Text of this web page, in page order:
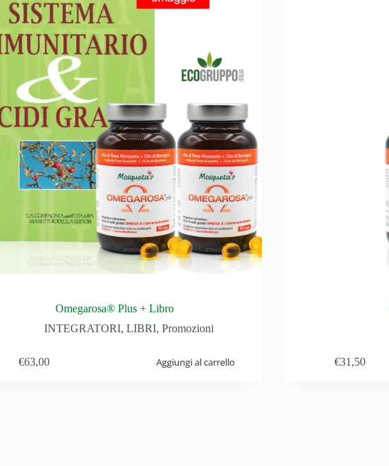
Omegarosa® Plus + Libro
INTEGRATORI,LIBRI,Promozioni
€63,00 Aggiungi al carrello €31,50